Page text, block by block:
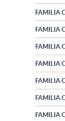
FAMILIA
FAMILIA
FAMILIA
FAMILIA
FAMILIA
FAMILIA
FAMILIA